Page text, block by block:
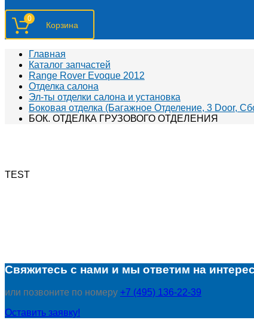
0
Главная
Каталог запчастей
Range Rover Evoque 2012
Отделка салона
Эл-ты отделки салона и установка
Боковая отделка (Багажное Отделение, 3 Door,
БОК. ОТДЕЛКА ГРУЗОВОГО ОТДЕЛЕНИЯ
TEST
Свяжитесь с нами и мы ответим на
или позвоните по номеру +7 (495) 136-22-39
Оставить заявку!